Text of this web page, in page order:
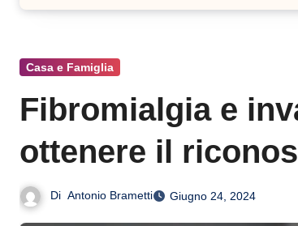
Casa e Famiglia
Fibromialgia e
ottenere il
Di Antonio Brametti Giugno 24, 2024